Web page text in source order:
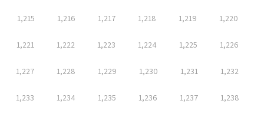
1,215 1,216 1,217 1,218 1,219 1,220
1,221 1,222 1,223 1,224 1,225 1,226
1,227 1,228 1,229 1,230 1,231 1,232
1,233 1,234 1,235 1,236 1,237 1,238